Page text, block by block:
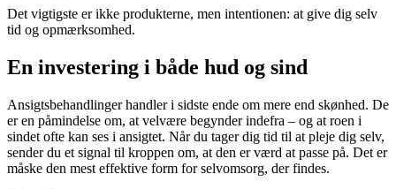
Det vigtigste er ikke produkterne, men intentionen: at give dig selv
tid og opmærksomhed.
En investering i både hud og sind
Ansigtsbehandlinger handler i sidste ende om mere end skønhed. De
er en påmindelse om, at velvære begynder indefra – og at roen i
sindet ofte kan ses i ansigtet. Når du tager dig tid til at pleje dig selv,
sender du et signal til kroppen om, at den er værd at passe på. Det er
måske den mest effektive form for selvomsorg, der findes.